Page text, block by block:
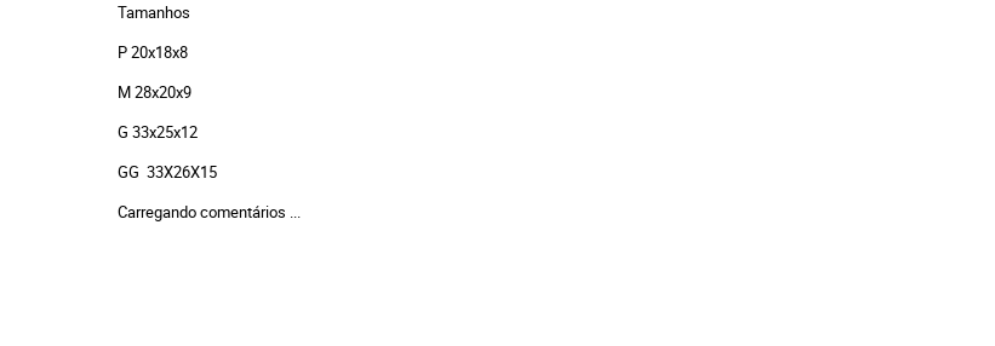
Tamanhos
P 20x18x8
M 28x20x9
G 33x25x12
GG 33X26X15
Carregando comentários ...